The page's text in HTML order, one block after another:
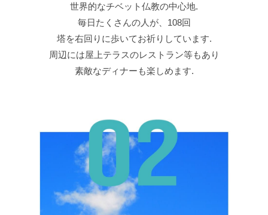
世界的なチベット仏教の中心地.
毎日たくさんの人が、108回
塔を右回りに歩いてお祈りしています.
周辺には屋上テラスのレストラン等もあり
素敵なディナーも楽しめます.